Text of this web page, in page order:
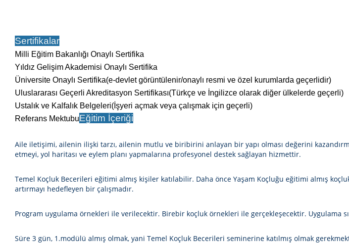
Sertifikalar
Milli Eğitim Bakanlığı Onaylı Sertifika
Yıldız Gelişim Akademisi Onaylı Sertifika
Üniversite Onaylı Sertifika(e-devlet görüntülenir/onaylı resmi ve özel kurumlarda geçerlidir)
Uluslararası Geçerli Akreditasyon Sertifikası(Türkçe ve İngilizce olarak diğer ülkelerde geçerli)
Ustalık ve Kalfalık Belgeleri(İşyeri açmak veya çalışmak için geçerli)
Referans MektubuEğitim İçeriği
Aile iletişimi, ailenin ilişki tarzı, ailenin mutlu ve biribirini anlayan bir yapı olması değerini
etmeyi, yol haritası ve eylem planı yapmalarına profesyonel destek sağlayan hizmettir.
Temel Koçluk Becerileri eğitimi almış kişiler katılabilir. Daha önce Yaşam Koçluğu eğitimi almış
artırmayı hedefleyen bir çalışmadır.
Program uygulama örnekleri ile verilecektir. Birebir koçluk örnekleri ile gerçekleşecektir. Uygulama
Süre 3 gün, 1.modülü almış olmak, yani Temel Koçluk Becerileri seminerine katılmış olmak